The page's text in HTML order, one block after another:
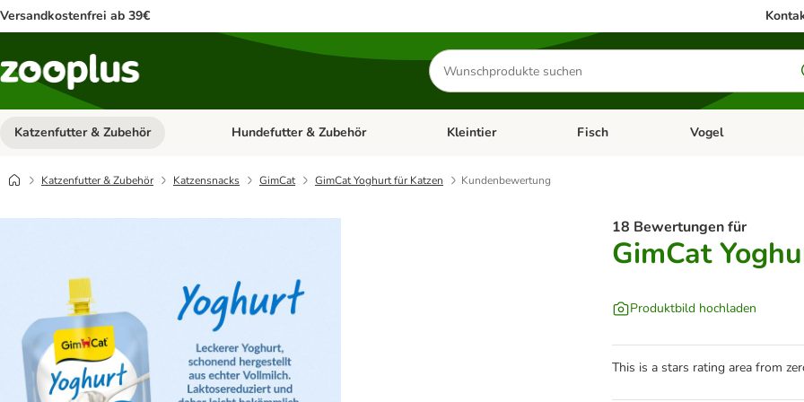
Versandkostenfrei ab 39€
Produkte
suchen
Katzenfutter & Zubehör Kategorie-Menü öffnen: Katzenfutter & Zubehör
Hundefutter & Zubehör Kategorie-Menü öffnen: Hundefutter & Zubehör
Kleintier Kategorie-Menü öffnen: Kleintier
Fisch Kategorie-Menü
Vogel
Katzenfutter & Zubehör Katzensnacks GimCat GimCat Yoghurt für Katzen Kundenbewertung
18 Bewertungen für
GimCat
Produktbild hochladen
This is a stars rating area from